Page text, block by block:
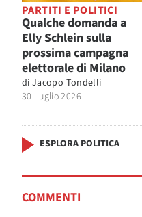
PARTITI E POLITICI
Qualche domanda a
Elly Schlein sulla
prossima campagna
elettorale di Milano
di Jacopo Tondelli
30 Luglio 2026
ESPLORA POLITICA
COMMENTI